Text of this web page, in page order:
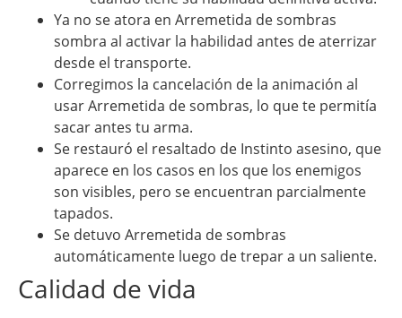
Ya no se atora en Arremetida de sombras
sombra al activar la habilidad antes de aterrizar
desde el transporte.
Corregimos la cancelación de la animación al
usar Arremetida de sombras, lo que te permitía
sacar antes tu arma.
Se restauró el resaltado de Instinto asesino, que
aparece en los casos en los que los enemigos
son visibles, pero se encuentran parcialmente
tapados.
Se detuvo Arremetida de sombras
automáticamente luego de trepar a un saliente.
Calidad de vida